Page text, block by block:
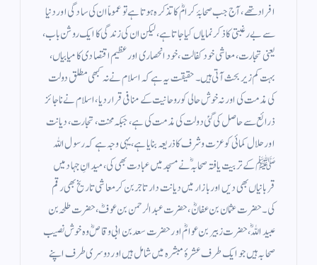
افراد تھے، آج جب صحابۂ کرامؓ کا تذکرہ ہوتا ہے تو عموماً ان کی سادگی اور دنیا
سے بے رغبتی کا ذکر نمایاں کیا جاتا ہے، لیکن ان کی زندگی کا ایک روشن باب،
یعنی تجارت، معاشی خود کفالت، خود انحصاری اور عظیم اقتصادی کامیابیاں،
بہت کم زیر بحث آتی ہیں۔ حقیقت یہ ہے کہ اسلام نے نہ کبھی مطلق دولت
کی مذمت کی اور نہ خوش حالی کو روحانیت کے منافی قرار دیا، اسلام نے ناجائز
ذرائع سے حاصل کی گئی دولت کی مذمت کی ہے، جبکہ محنت، تجارت، دیانت
اور حلال کمائی کو عزت وشرف کا ذریعہ بنایا ہے، یہی وجہ ہے کہ رسول اللہ
ﷺ کے تربیت یافتہ صحابہؓ نے مسجد میں عبادت بھی کی، میدانِ جہاد میں
قربانیاں بھی دیں اور بازار میں دیانت دار تاجر بن کر معاشی تاریخ بھی رقم
کی۔ حضرت عثمان بن عفانؓ، حضرت عبدالرحمن بن عوفؓ، حضرت طلحہ بن
عبیداللہؓ، حضرت زبیر بن عوامؓ اور حضرت سعد بن ابی وقاصؓ وہ خوش نصیب
صحابہ ہیں جو ایک طرف عشرۂ مبشرہ میں شامل ہیں اور دوسری طرف اپنے